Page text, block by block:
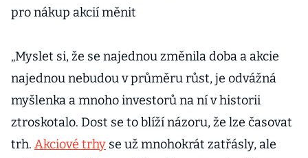
pro nákup akcií měnit
„Myslet si, že se najednou změnila doba a akcie
najednou nebudou v průměru růst, je odvážná
myšlenka a mnoho investorů na ní v historii
ztroskotalo. Dost se to blíží názoru, že lze časovat
trh. Akciové trhy se už mnohokrát zatřásly, ale